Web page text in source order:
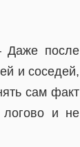
Даже после
и соседей,
сам факт
логово и не